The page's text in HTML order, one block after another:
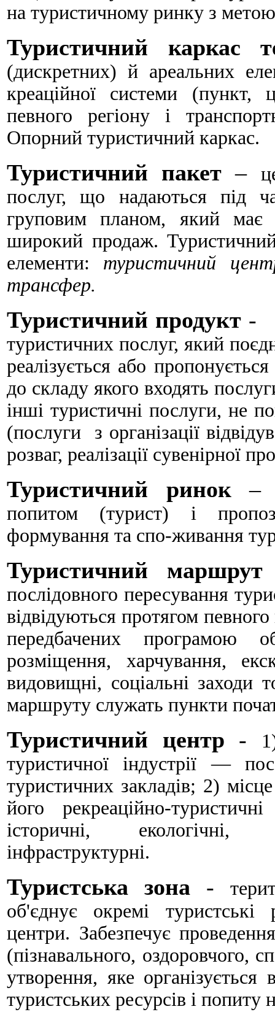
на туристичному ринку з
Туристичний каркас
(дискретних) й ареальних
креаційної системи (пункт,
певного регіону і
Опорний турис­тичний каркас.
Туристичний пакет –
послуг, що надаються під
груповим планом, який має
широкий продаж.
елементи: туристичний
трансфер.
Туристичний продукт
туристичних послуг, який
реалізується або
до складу якого входять
інші туристичні послуги, не
(послуги з організації
розваг, реалізації сувенірної
Туристичний ринок
попитом (турист) і
формування та спо-живання
Туристичний маршрут
послідовного пересування
відвідуються протягом
передбачених програмою
розміщення, харчування,
видовищні, соціальні
маршруту служать пункти
Туристичний центр -
туристичної індустрії —
туристичних закладів; 2)
його рекреаційно-
історичні, екологічні,
інфраструктурні.
Туристська зона -
об'єднує окремі
центри. Забезпечує
(пізнавального, оздоровчого,
утворення, яке
туристських ресурсів і попиту